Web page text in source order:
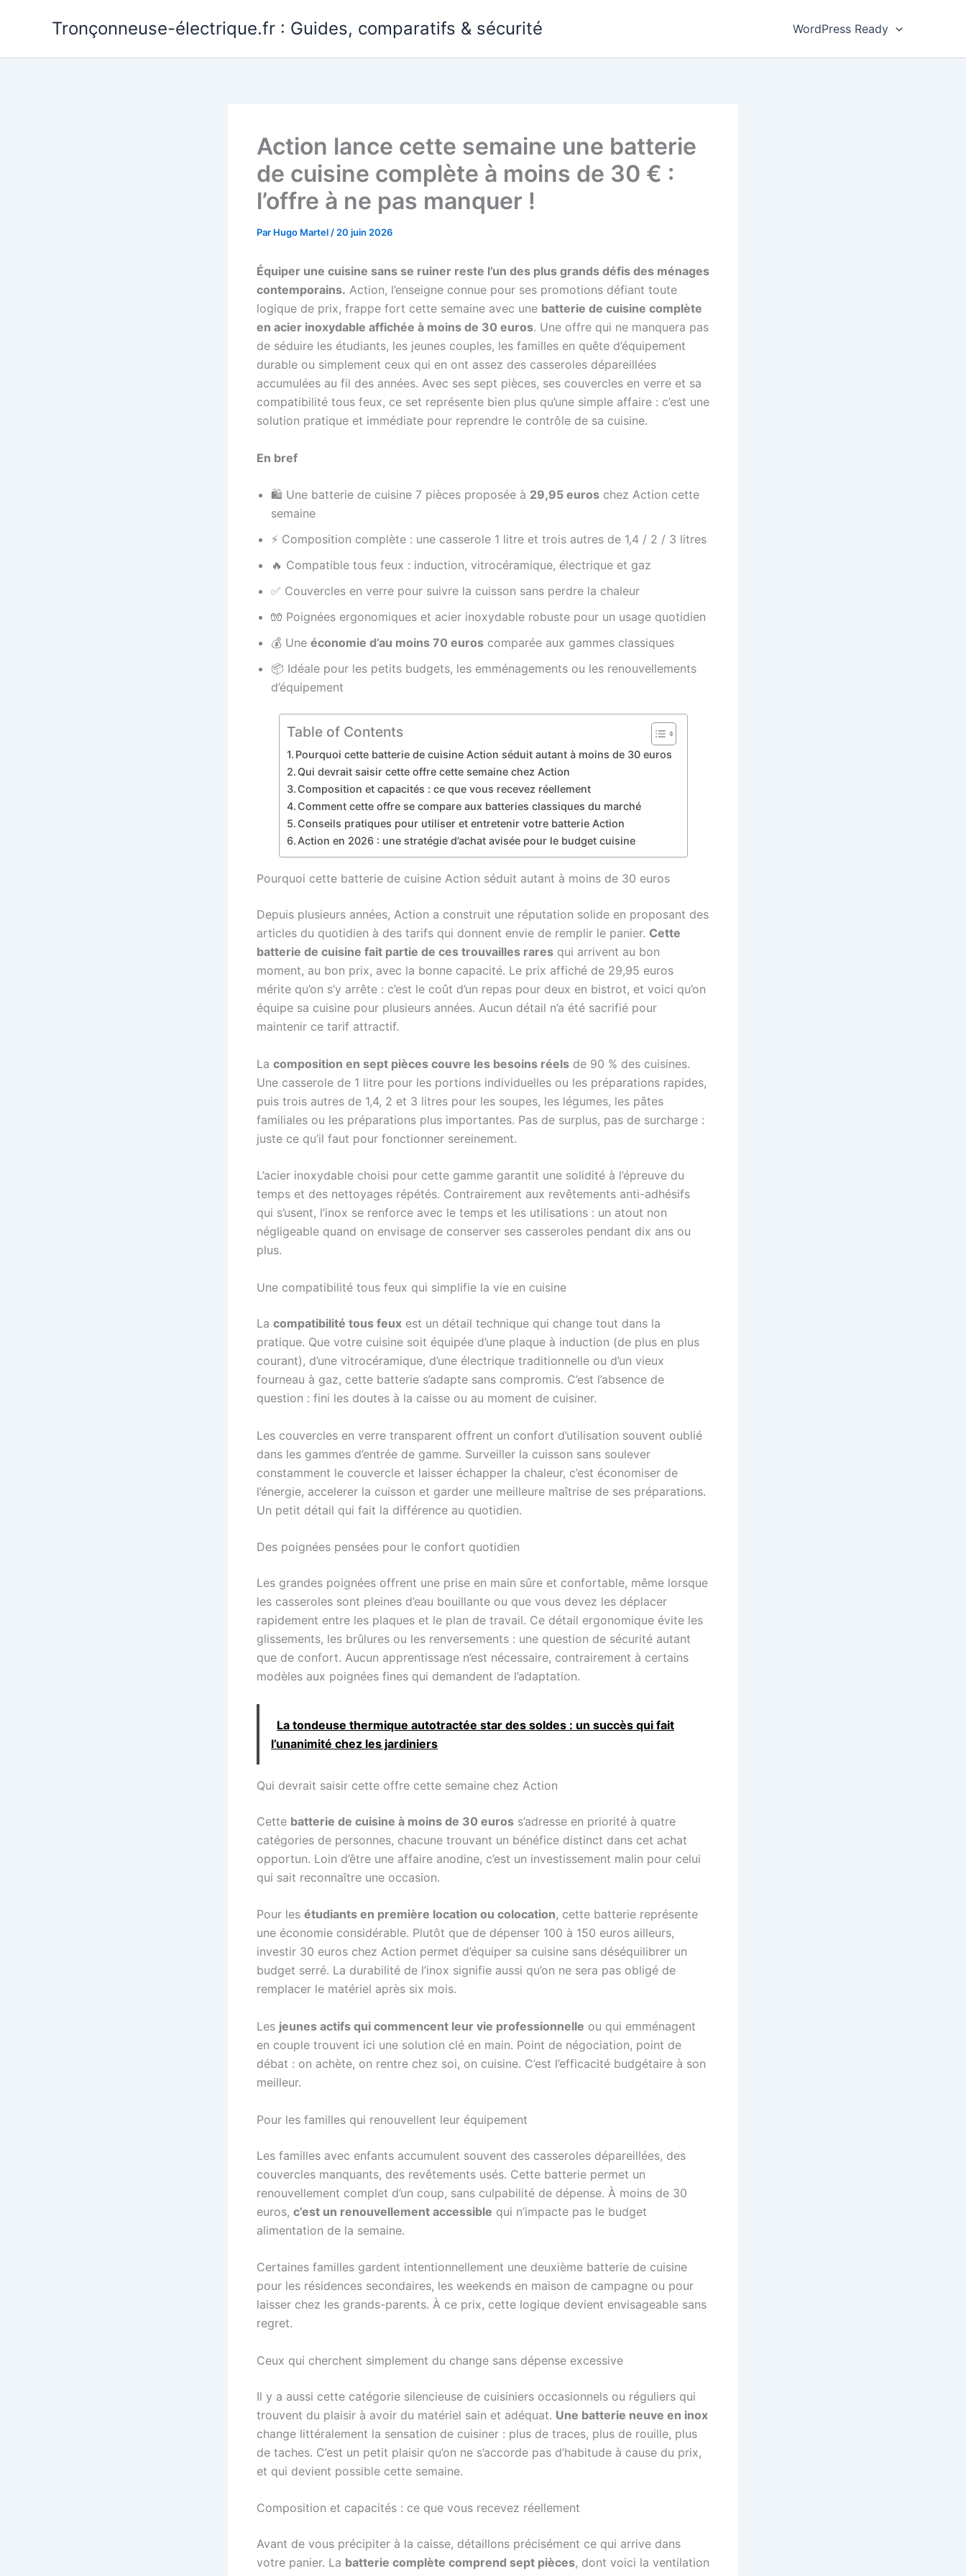
Tronçonneuse-électrique.fr : Guides, comparatifs & sécurité WordPress Ready
Action lance cette semaine une batterie
de cuisine complète à moins de 30 € :
l’offre à ne pas manquer !
Par Hugo Martel / 20 juin 2026
Équiper une cuisine sans se ruiner reste l’un des plus grands défis des ménages
contemporains. Action, l’enseigne connue pour ses promotions défiant toute
logique de prix, frappe fort cette semaine avec une batterie de cuisine complète
en acier inoxydable affichée à moins de 30 euros. Une offre qui ne manquera pas
de séduire les étudiants, les jeunes couples, les familles en quête d’équipement
durable ou simplement ceux qui en ont assez des casseroles dépareillées
accumulées au fil des années. Avec ses sept pièces, ses couvercles en verre et sa
compatibilité tous feux, ce set représente bien plus qu’une simple affaire : c’est une
solution pratique et immédiate pour reprendre le contrôle de sa cuisine.
En bref
🛍️ Une batterie de cuisine 7 pièces proposée à 29,95 euros chez Action cette
semaine
⚡ Composition complète : une casserole 1 litre et trois autres de 1,4 / 2 / 3 litres
🔥 Compatible tous feux : induction, vitrocéramique, électrique et gaz
✅ Couvercles en verre pour suivre la cuisson sans perdre la chaleur
🧤 Poignées ergonomiques et acier inoxydable robuste pour un usage quotidien
💰 Une économie d’au moins 70 euros comparée aux gammes classiques
📦 Idéale pour les petits budgets, les emménagements ou les renouvellements
d’équipement
Table of Contents
Pourquoi cette batterie de cuisine Action séduit autant à moins de 30 euros
Qui devrait saisir cette offre cette semaine chez Action
Composition et capacités : ce que vous recevez réellement
Comment cette offre se compare aux batteries classiques du marché
Conseils pratiques pour utiliser et entretenir votre batterie Action
Action en 2026 : une stratégie d’achat avisée pour le budget cuisine
Pourquoi cette batterie de cuisine Action séduit autant à moins de 30 euros
Depuis plusieurs années, Action a construit une réputation solide en proposant des
articles du quotidien à des tarifs qui donnent envie de remplir le panier. Cette
batterie de cuisine fait partie de ces trouvailles rares qui arrivent au bon
moment, au bon prix, avec la bonne capacité. Le prix affiché de 29,95 euros
mérite qu’on s’y arrête : c’est le coût d’un repas pour deux en bistrot, et voici qu’on
équipe sa cuisine pour plusieurs années. Aucun détail n’a été sacrifié pour
maintenir ce tarif attractif.
La composition en sept pièces couvre les besoins réels de 90 % des cuisines.
Une casserole de 1 litre pour les portions individuelles ou les préparations rapides,
puis trois autres de 1,4, 2 et 3 litres pour les soupes, les légumes, les pâtes
familiales ou les préparations plus importantes. Pas de surplus, pas de surcharge :
juste ce qu’il faut pour fonctionner sereinement.
L’acier inoxydable choisi pour cette gamme garantit une solidité à l’épreuve du
temps et des nettoyages répétés. Contrairement aux revêtements anti-adhésifs
qui s’usent, l’inox se renforce avec le temps et les utilisations : un atout non
négligeable quand on envisage de conserver ses casseroles pendant dix ans ou
plus.
Une compatibilité tous feux qui simplifie la vie en cuisine
La compatibilité tous feux est un détail technique qui change tout dans la
pratique. Que votre cuisine soit équipée d’une plaque à induction (de plus en plus
courant), d’une vitrocéramique, d’une électrique traditionnelle ou d’un vieux
fourneau à gaz, cette batterie s’adapte sans compromis. C’est l’absence de
question : fini les doutes à la caisse ou au moment de cuisiner.
Les couvercles en verre transparent offrent un confort d’utilisation souvent oublié
dans les gammes d’entrée de gamme. Surveiller la cuisson sans soulever
constamment le couvercle et laisser échapper la chaleur, c’est économiser de
l’énergie, accelerer la cuisson et garder une meilleure maîtrise de ses préparations.
Un petit détail qui fait la différence au quotidien.
Des poignées pensées pour le confort quotidien
Les grandes poignées offrent une prise en main sûre et confortable, même lorsque
les casseroles sont pleines d’eau bouillante ou que vous devez les déplacer
rapidement entre les plaques et le plan de travail. Ce détail ergonomique évite les
glissements, les brûlures ou les renversements : une question de sécurité autant
que de confort. Aucun apprentissage n’est nécessaire, contrairement à certains
modèles aux poignées fines qui demandent de l’adaptation.
La tondeuse thermique autotractée star des soldes : un succès qui fait
l’unanimité chez les jardiniers
Qui devrait saisir cette offre cette semaine chez Action
Cette batterie de cuisine à moins de 30 euros s’adresse en priorité à quatre
catégories de personnes, chacune trouvant un bénéfice distinct dans cet achat
opportun. Loin d’être une affaire anodine, c’est un investissement malin pour celui
qui sait reconnaître une occasion.
Pour les étudiants en première location ou colocation, cette batterie représente
une économie considérable. Plutôt que de dépenser 100 à 150 euros ailleurs,
investir 30 euros chez Action permet d’équiper sa cuisine sans déséquilibrer un
budget serré. La durabilité de l’inox signifie aussi qu’on ne sera pas obligé de
remplacer le matériel après six mois.
Les jeunes actifs qui commencent leur vie professionnelle ou qui emménagent
en couple trouvent ici une solution clé en main. Point de négociation, point de
débat : on achète, on rentre chez soi, on cuisine. C’est l’efficacité budgétaire à son
meilleur.
Pour les familles qui renouvellent leur équipement
Les familles avec enfants accumulent souvent des casseroles dépareillées, des
couvercles manquants, des revêtements usés. Cette batterie permet un
renouvellement complet d’un coup, sans culpabilité de dépense. À moins de 30
euros, c’est un renouvellement accessible qui n’impacte pas le budget
alimentation de la semaine.
Certaines familles gardent intentionnellement une deuxième batterie de cuisine
pour les résidences secondaires, les weekends en maison de campagne ou pour
laisser chez les grands-parents. À ce prix, cette logique devient envisageable sans
regret.
Ceux qui cherchent simplement du change sans dépense excessive
Il y a aussi cette catégorie silencieuse de cuisiniers occasionnels ou réguliers qui
trouvent du plaisir à avoir du matériel sain et adéquat. Une batterie neuve en inox
change littéralement la sensation de cuisiner : plus de traces, plus de rouille, plus
de taches. C’est un petit plaisir qu’on ne s’accorde pas d’habitude à cause du prix,
et qui devient possible cette semaine.
Composition et capacités : ce que vous recevez réellement
Avant de vous précipiter à la caisse, détaillons précisément ce qui arrive dans
votre panier. La batterie complète comprend sept pièces, dont voici la ventilation